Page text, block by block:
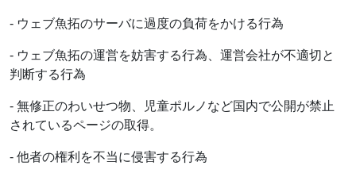
- ウェブ魚拓のサーバに過度の負荷をかける行為
- ウェブ魚拓の運営を妨害する行為、運営会社が不適切と
判断する行為
- 無修正のわいせつ物、児童ポルノなど国内で公開が禁止
されているページの取得。
- 他者の権利を不当に侵害する行為